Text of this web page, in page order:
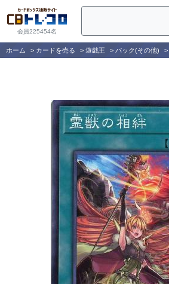
会員225454名
ホーム > カードを売る > 遊戯王 > パック(その他) >